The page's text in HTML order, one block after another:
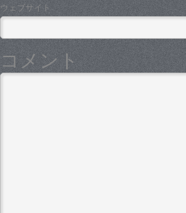
ウェブサイト
コメント